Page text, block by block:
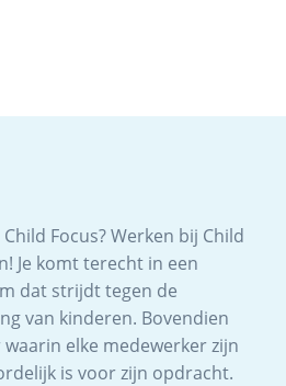
Focus? Werken bij Child
Je komt terecht in een
dat strijdt tegen de
van kinderen. Bovendien
elke medewerker zijn
is voor zijn opdracht.